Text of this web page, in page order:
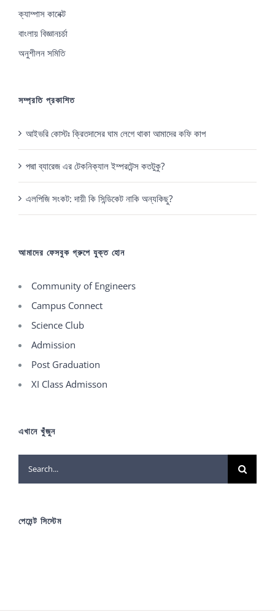
ক্যাম্পাস কানেক্ট
বাংলায় বিজ্ঞানচর্চা
অনুশীলন সমিতি
সম্প্রতি প্রকাশিত
আইভরি কোস্টঃ ক্রিতদাসের ঘাম লেগে থাকা আমাদের কফি কাপ
পদ্মা ব্যারেজ এর টেকনিক্যাল ইম্পরটেন্স কতটুকু?
এলপিজি সংকট: দায়ী কি সিন্ডিকেট নাকি অন্যকিছু?
আমাদের ফেসবুক গ্রুপে যুক্ত হোন
Community of Engineers
Campus Connect
Science Club
Admission
Post Graduation
XI Class Admisson
এখানে খুঁজুন
Search
for:
পেমেন্ট সিস্টেম